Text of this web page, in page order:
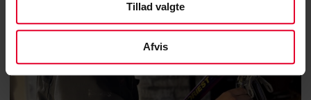
Tillad valgte
Afvis